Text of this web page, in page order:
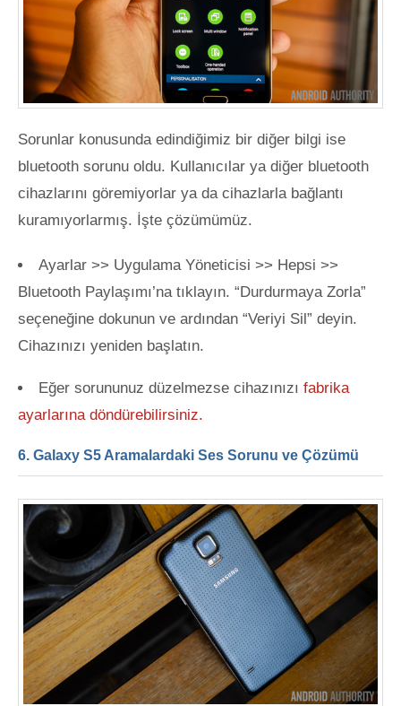
Sorunlar konusunda edindiğimiz bir diğer bilgi ise
bluetooth sorunu oldu. Kullanıcılar ya diğer bluetooth
cihazlarını göremiyorlar ya da cihazlarla bağlantı
kuramıyorlarmış. İşte çözümümüz.
Ayarlar >> Uygulama Yöneticisi >> Hepsi >>
Bluetooth Paylaşımı’na tıklayın. “Durdurmaya Zorla”
seçeneğine dokunun ve ardından “Veriyi Sil” deyin.
Cihazınızı yeniden başlatın.
Eğer sorununuz düzelmezse cihazınızı fabrika
ayarlarına döndürebilirsiniz.
6. Galaxy S5 Aramalardaki Ses Sorunu ve Çözümü